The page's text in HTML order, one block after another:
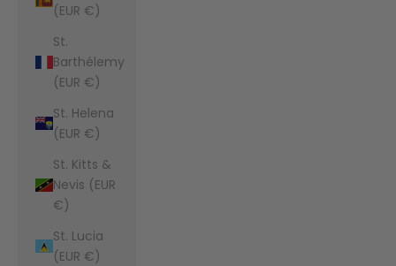
(EUR €)
St.
Barthélemy
(EUR €)
St. Helena
(EUR €)
St. Kitts &
Nevis (EUR
€)
St. Lucia
(EUR €)